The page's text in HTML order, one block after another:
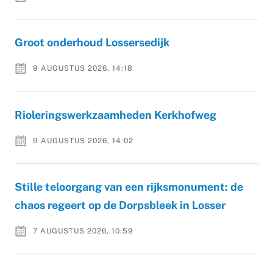
Groot onderhoud Lossersedijk
9 AUGUSTUS 2026, 14:18
Rioleringswerkzaamheden Kerkhofweg
9 AUGUSTUS 2026, 14:02
Stille teloorgang van een rijksmonument: de
chaos regeert op de Dorpsbleek in Losser
7 AUGUSTUS 2026, 10:59